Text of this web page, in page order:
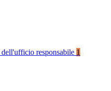
responsabile 1